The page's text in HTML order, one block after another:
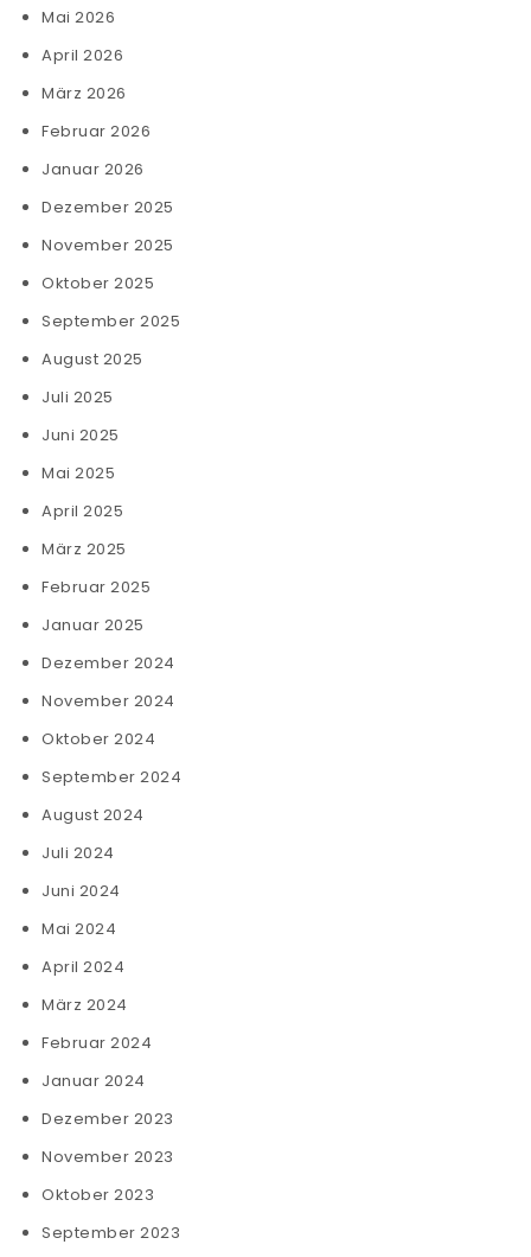
Mai 2026
April 2026
März 2026
Februar 2026
Januar 2026
Dezember 2025
November 2025
Oktober 2025
September 2025
August 2025
Juli 2025
Juni 2025
Mai 2025
April 2025
März 2025
Februar 2025
Januar 2025
Dezember 2024
November 2024
Oktober 2024
September 2024
August 2024
Juli 2024
Juni 2024
Mai 2024
April 2024
März 2024
Februar 2024
Januar 2024
Dezember 2023
November 2023
Oktober 2023
September 2023